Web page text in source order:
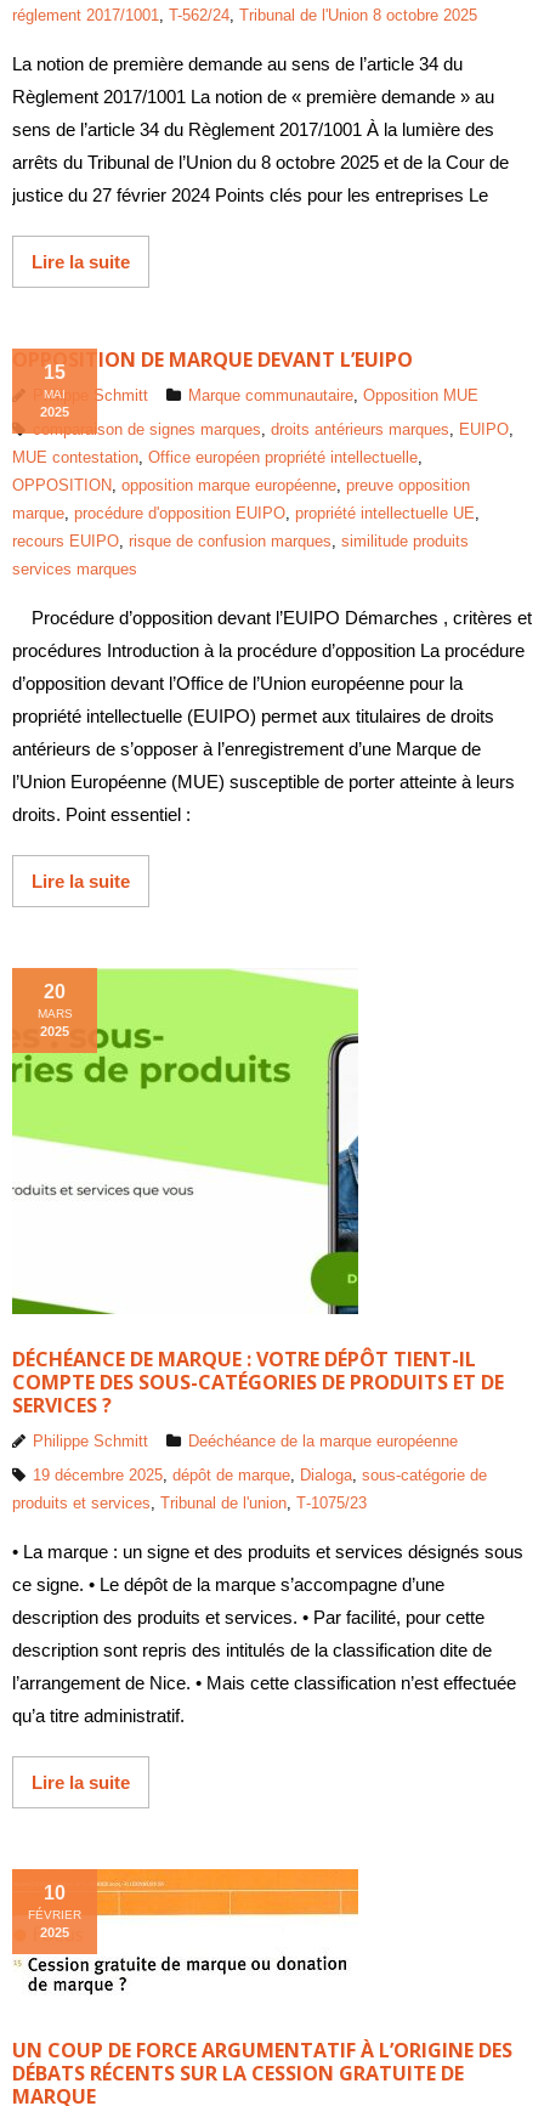
réglement 2017/1001, T-562/24, Tribunal de l'Union 8 octobre 2025
La notion de première demande au sens de l’article 34 du
Règlement 2017/1001 La notion de « première demande » au
sens de l’article 34 du Règlement 2017/1001 À la lumière des
arrêts du Tribunal de l’Union du 8 octobre 2025 et de la Cour de
justice du 27 février 2024 Points clés pour les entreprises Le
Lire la suite
OPPOSITION DE MARQUE DEVANT L’EUIPO
15
MAI
2025
Philippe Schmitt Marque communautaire, Opposition MUE
comparaison de signes marques, droits antérieurs marques, EUIPO,
MUE contestation, Office européen propriété intellectuelle,
OPPOSITION, opposition marque européenne, preuve opposition
marque, procédure d'opposition EUIPO, propriété intellectuelle UE,
recours EUIPO, risque de confusion marques, similitude produits
services marques
Procédure d’opposition devant l’EUIPO Démarches , critères et
procédures Introduction à la procédure d’opposition La procédure
d’opposition devant l’Office de l’Union européenne pour la
propriété intellectuelle (EUIPO) permet aux titulaires de droits
antérieurs de s’opposer à l’enregistrement d’une Marque de
l’Union Européenne (MUE) susceptible de porter atteinte à leurs
droits. Point essentiel :
Lire la suite
DÉCHÉANCE DE MARQUE : VOTRE DÉPÔT TIENT-IL
COMPTE DES SOUS-CATÉGORIES DE PRODUITS ET DE
SERVICES ?
20
MARS
2025
Philippe Schmitt
Deéchéance de la marque européenne
19 décembre 2025, dépôt de marque, Dialoga, sous-catégorie de
produits et services, Tribunal de l'union, T‑1075/23
• La marque : un signe et des produits et services désignés sous
ce signe. • Le dépôt de la marque s’accompagne d’une
description des produits et services. • Par facilité, pour cette
description sont repris des intitulés de la classification dite de
l’arrangement de Nice. • Mais cette classification n’est effectuée
qu’a titre administratif.
Lire la suite
UN COUP DE FORCE ARGUMENTATIF À L’ORIGINE DES
DÉBATS RÉCENTS SUR LA CESSION GRATUITE DE
MARQUE
10
FÉVRIER
2025